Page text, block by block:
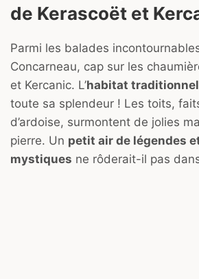
de Kerascoët et
Parmi les balades
Concarneau, cap sur les
et Kercanic. L’habitat
toute sa splendeur ! Les toits,
d’ardoise, surmontent de jolies
pierre. Un petit air de légendes
mystiques ne rôderait-il pas